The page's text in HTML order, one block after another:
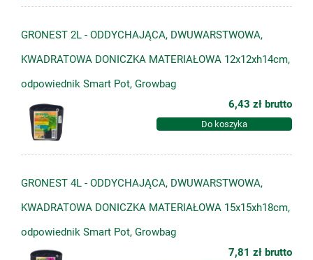
GRONEST 2L - ODDYCHAJĄCA, DWUWARSTWOWA,
KWADRATOWA DONICZKA MATERIAŁOWA 12x12xh14cm,
odpowiednik Smart Pot, Growbag
6,43 zł brutto
Do koszyka
GRONEST 4L - ODDYCHAJĄCA, DWUWARSTWOWA,
KWADRATOWA DONICZKA MATERIAŁOWA 15x15xh18cm,
odpowiednik Smart Pot, Growbag
7,81 zł brutto